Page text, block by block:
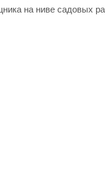
на ниве садовых